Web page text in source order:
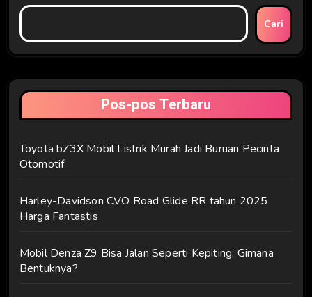
Cari
Pos-pos Terbaru
Toyota bZ3X Mobil Listrik Murah Jadi Buruan Pecinta
Otomotif
Harley-Davidson CVO Road Glide RR tahun 2025
Harga Fantastis
Mobil Denza Z9 Bisa Jalan Seperti Kepiting, Gimana
Bentuknya?